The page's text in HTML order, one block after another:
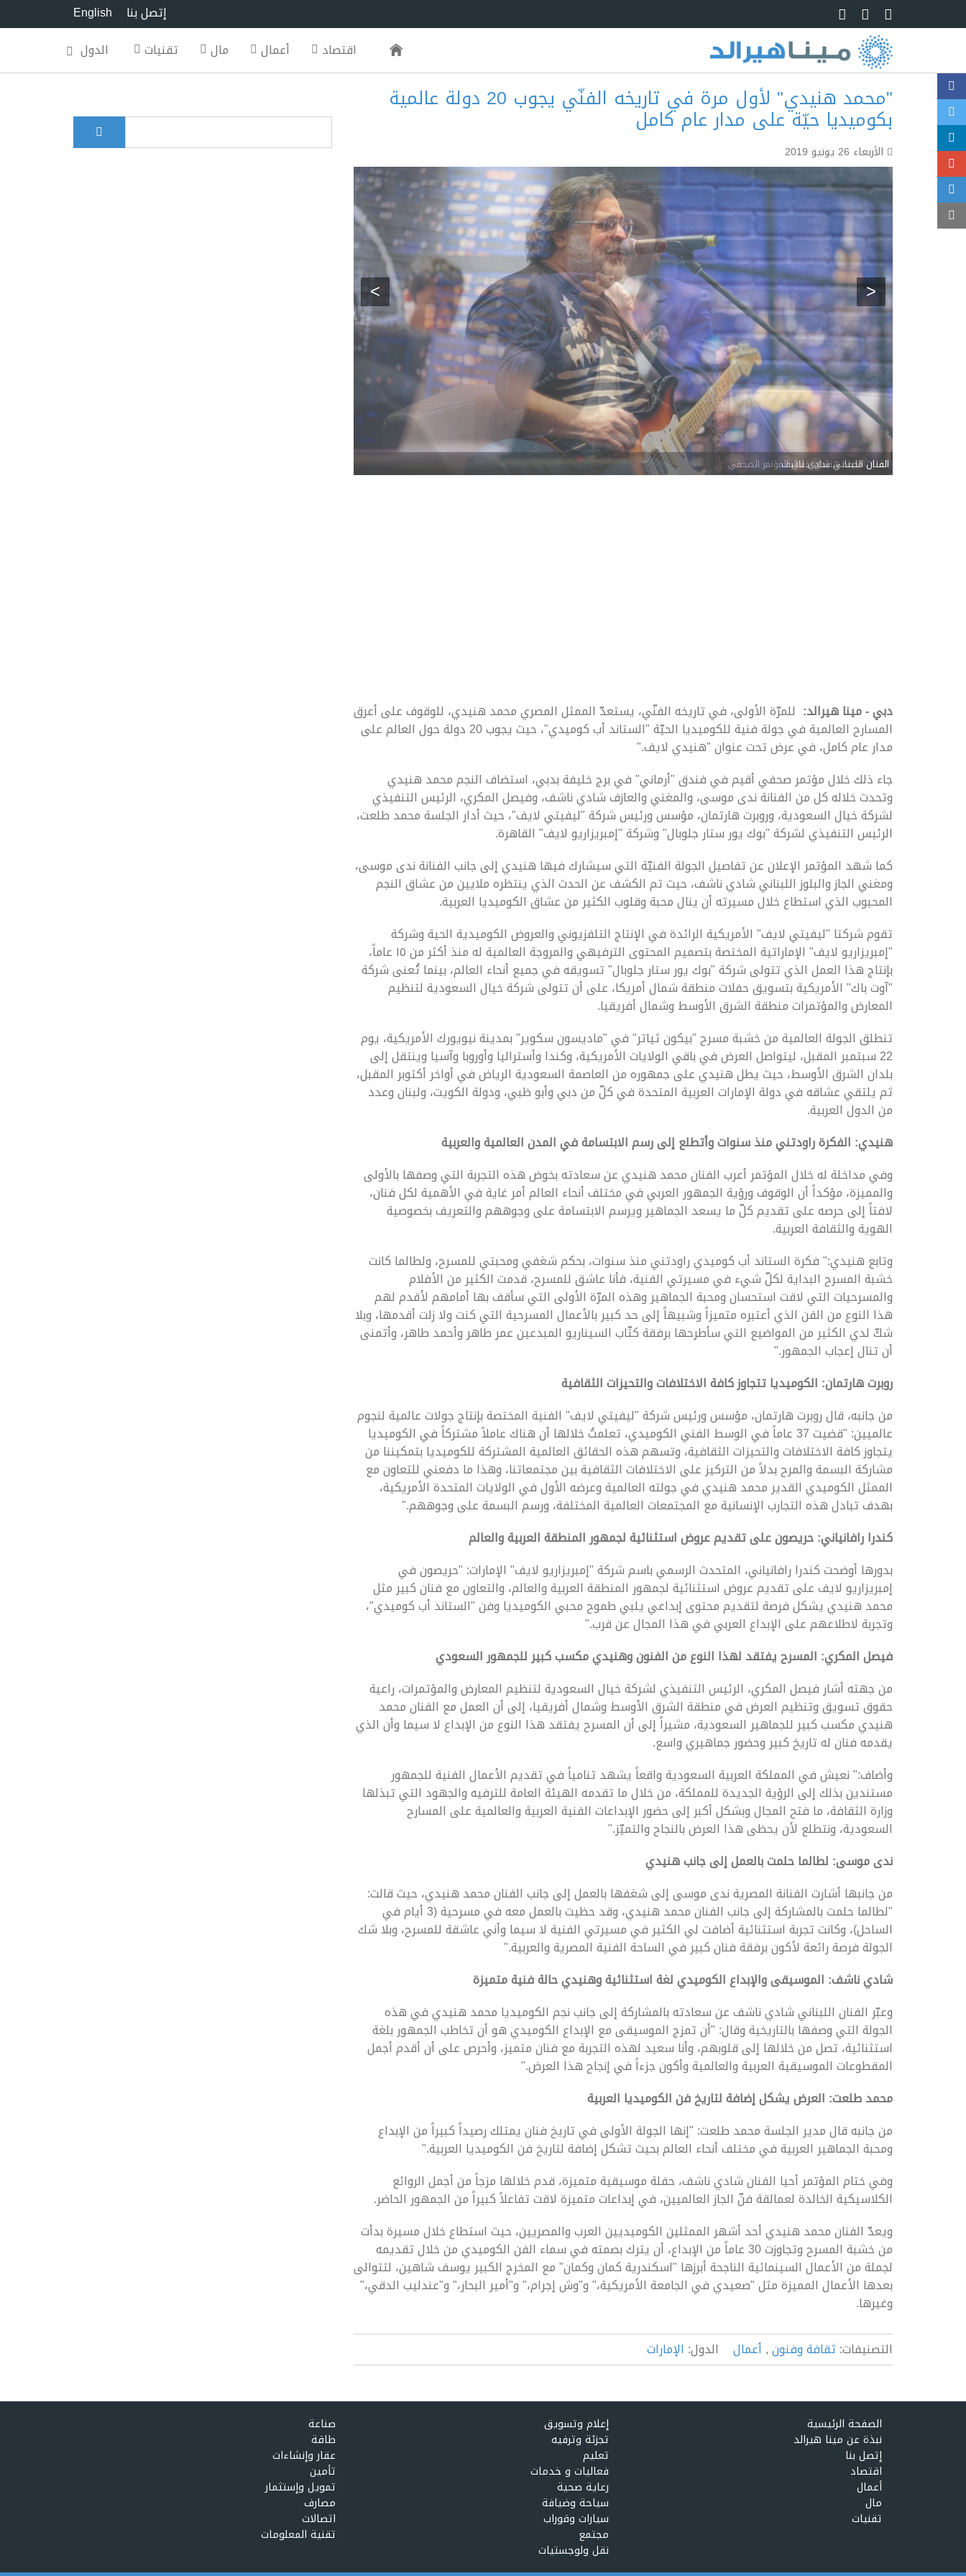
Skip to main content
English
إتصل بنا
اقتصاد
أعمال مال تقنيات الدول
"محمد هنيدي" لأول مرة في تاريخه الفنّي يجوب 20 دولة عالمية
بكوميديا حيّة على مدار عام كامل
الأربعاء 26 يونيو 2019
الفنان اللبناني شادي ناشف
<
>
دبي - مينا هيرالد: للمرّة الأولى، في تاريخه الفنّي، يستعدّ الممثل المصري محمد هنيدي، للوقوف على أعرق
المسارح العالمية في جولة فنية للكوميديا الحيّة "الستاند أب كوميدي"، حيث يجوب 20 دولة حول العالم على
مدار عام كامل، في عرض تحت عنوان "هنيدي لايف."
جاء ذلك خلال مؤتمر صحفي أقيم في فندق "أرماني" في برج خليفة بدبي، استضاف النجم محمد هنيدي
وتحدث خلاله كل من الفنانة ندى موسى، والمغني والعازف شادي ناشف، وفيصل المكري، الرئيس التنفيذي
لشركة خيال السعودية، وروبرت هارتمان، مؤسس ورئيس شركة "ليفيتي لايف"، حيث أدار الجلسة محمد طلعت،
الرئيس التنفيذي لشركة "بوك يور ستار جلوبال" وشركة "إمبريزاريو لايف" القاهرة.
كما شهد المؤتمر الإعلان عن تفاصيل الجولة الفنيّة التي سيشارك فيها هنيدي إلى جانب الفنانة ندى موسى،
ومغني الجاز والبلوز اللبناني شادي ناشف، حيث تم الكشف عن الحدث الذي ينتظره ملايين من عشاق النجم
المحبوب الذي استطاع خلال مسيرته أن ينال محبة وقلوب الكثير من عشاق الكوميديا العربية.
تقوم شركتا "ليفيتي لايف" الأمريكية الرائدة في الإنتاج التلفزيوني والعروض الكوميدية الحية وشركة
"إمبريزاريو لايف" الإماراتية المختصة بتصميم المحتوى الترفيهي والمروجة العالمية له منذ أكثر من ١٥ عاماً،
بإنتاج هذا العمل الذي تتولى شركة "بوك يور ستار جلوبال" تسويقه في جميع أنحاء العالم، بينما تُعنى شركة
"آوت باك" الأمريكية بتسويق حفلات منطقة شمال أمريكا، على أن تتولى شركة خيال السعودية لتنظيم
المعارض والمؤتمرات منطقة الشرق الأوسط وشمال أفريقيا.
تنطلق الجولة العالمية من خشبة مسرح "بيكون ثياتر" في "ماديسون سكوير" بمدينة نيويورك الأمريكية، يوم
22 سبتمبر المقبل، ليتواصل العرض في باقي الولايات الأمريكية، وكندا وأستراليا وأوروبا وآسيا وينتقل إلى
بلدان الشرق الأوسط، حيث يطل هنيدي على جمهوره من العاصمة السعودية الرياض في أواخر أكتوبر المقبل،
ثم يلتقي عشاقه في دولة الإمارات العربية المتحدة في كلّ من دبي وأبو ظبي، ودولة الكويت، ولبنان وعدد
من الدول العربية.
هنيدي: الفكرة راودتني منذ سنوات وأتطلع إلى رسم الابتسامة في المدن العالمية والعربية
وفي مداخلة له خلال المؤتمر أعرب الفنان محمد هنيدي عن سعادته بخوض هذه التجربة التي وصفها بالأولى
والمميزة، مؤكداً أن الوقوف ورؤية الجمهور العربي في مختلف أنحاء العالم أمر غاية في الأهمية لكل فنان،
لافتاً إلى حرصه على تقديم كلّ ما يسعد الجماهير ويرسم الابتسامة على وجوههم والتعريف بخصوصية
الهوية والثقافة العربية.
وتابع هنيدي:" فكرة الستاند أب كوميدي راودتني منذ سنوات، بحكم شغفي ومحبتي للمسرح، ولطالما كانت
خشبة المسرح البداية لكلّ شيء في مسيرتي الفنية، فأنا عاشق للمسرح، قدمت الكثير من الأفلام
والمسرحيات التي لاقت استحسان ومحبة الجماهير وهذه المرّة الأولى التي سأقف بها أمامهم لأقدم لهم
هذا النوع من الفن الذي أعتبره متميزاً وشبيهاً إلى حد كبير بالأعمال المسرحية التي كنت ولا زلت أقدمها، وبلا
شكّ لدي الكثير من المواضيع التي سأطرحها برفقة كتّاب السيناريو المبدعين عمر طاهر وأحمد طاهر، وأتمنى
أن تنال إعجاب الجمهور."
روبرت هارتمان: الكوميديا تتجاوز كافة الاختلافات والتحيزات الثقافية
من جانبه، قال روبرت هارتمان، مؤسس ورئيس شركة "ليفيتي لايف" الفنية المختصة بإنتاج جولات عالمية لنجوم
عالميين: "قضيت 37 عاماً في الوسط الفني الكوميدي، تعلمتُ خلالها أن هناك عاملاً مشتركاً في الكوميديا
يتجاوز كافة الاختلافات والتحيزات الثقافية، وتسهم هذه الحقائق العالمية المشتركة للكوميديا بتمكيننا من
مشاركة البسمة والمرح بدلاً من التركيز على الاختلافات الثقافية بين مجتمعاتنا، وهذا ما دفعني للتعاون مع
الممثل الكوميدي القدير محمد هنيدي في جولته العالمية وعرضه الأول في الولايات المتحدة الأمريكية،
بهدف تبادل هذه التجارب الإنسانية مع المجتمعات العالمية المختلفة، ورسم البسمة على وجوههم."
كندرا رافانياني: حريصون على تقديم عروض استثنائية لجمهور المنطقة العربية والعالم
بدورها أوضحت كندرا رافانياني، المتحدث الرسمي باسم شركة "إمبريزاريو لايف" الإمارات: "حريصون في
إمبريزاريو لايف على تقديم عروض استثنائية لجمهور المنطقة العربية والعالم، والتعاون مع فنان كبير مثل
محمد هنيدي يشكل فرصة لتقديم محتوى إبداعي يلبي طموح محبي الكوميديا وفن "الستاند أب كوميدي"،
وتجربة لاطلاعهم على الإبداع العربي في هذا المجال عن قرب."
فيصل المكري: المسرح يفتقد لهذا النوع من الفنون وهنيدي مكسب كبير للجمهور السعودي
من جهته أشار فيصل المكري، الرئيس التنفيذي لشركة خيال السعودية لتنظيم المعارض والمؤتمرات، راعية
حقوق تسويق وتنظيم العرض في منطقة الشرق الأوسط وشمال أفريقيا، إلى أن العمل مع الفنان محمد
هنيدي مكسب كبير للجماهير السعودية، مشيراً إلى أن المسرح يفتقد هذا النوع من الإبداع لا سيما وأن الذي
يقدمه فنان له تاريخ كبير وحضور جماهيري واسع.
وأضاف:" نعيش في المملكة العربية السعودية واقعاً يشهد تنامياً في تقديم الأعمال الفنية للجمهور
مستندين بذلك إلى الرؤية الجديدة للمملكة، من خلال ما تقدمه الهيئة العامة للترفيه والجهود التي تبذلها
وزارة الثقافة، ما فتح المجال وبشكل أكبر إلى حضور الإبداعات الفنية العربية والعالمية على المسارح
السعودية، ونتطلع لأن يحظى هذا العرض بالنجاح والتميّز."
ندى موسى: لطالما حلمت بالعمل إلى جانب هنيدي
من جانبها أشارت الفنانة المصرية ندى موسى إلى شغفها بالعمل إلى جانب الفنان محمد هنيدي، حيث قالت:
"لطالما حلمت بالمشاركة إلى جانب الفنان محمد هنيدي، وقد حظيت بالعمل معه في مسرحية (3 أيام في
الساحل)، وكانت تجربة استثنائية أضافت لي الكثير في مسيرتي الفنية لا سيما وأني عاشقة للمسرح، وبلا شك
الجولة فرصة رائعة لأكون برفقة فنان كبير في الساحة الفنية المصرية والعربية."
شادي ناشف: الموسيقى والإبداع الكوميدي لغة استثنائية وهنيدي حالة فنية متميزة
وعبّر الفنان اللبناني شادي ناشف عن سعادته بالمشاركة إلى جانب نجم الكوميديا محمد هنيدي في هذه
الجولة التي وصفها بالتاريخية وقال: "أن تمزج الموسيقى مع الإبداع الكوميدي هو أن تخاطب الجمهور بلغة
استثنائية، تصل من خلالها إلى قلوبهم، وأنا سعيد لهذه التجربة مع فنان متميز، وأحرص على أن أقدم أجمل
المقطوعات الموسيقية العربية والعالمية وأكون جزءاً في إنجاح هذا العرض."
محمد طلعت: العرض يشكل إضافة لتاريخ فن الكوميديا العربية
من جانبه قال مدير الجلسة محمد طلعت: "إنها الجولة الأولى في تاريخ فنان يمتلك رصيداً كبيراً من الإبداع
ومحبة الجماهير العربية في مختلف أنحاء العالم بحيث تشكل إضافة لتاريخ فن الكوميديا العربية."
وفي ختام المؤتمر أحيا الفنان شادي ناشف، حفلة موسيقية متميزة، قدم خلالها مزجاً من أجمل الروائع
الكلاسيكية الخالدة لعمالقة فنّ الجاز العالميين، في إبداعات متميزة لاقت تفاعلاً كبيراً من الجمهور الحاضر.
ويعدّ الفنان محمد هنيدي أحد أشهر الممثلين الكوميديين العرب والمصريين، حيث استطاع خلال مسيرة بدأت
من خشبة المسرح وتجاوزت 30 عاماً من الإبداع، أن يترك بصمته في سماء الفن الكوميدي من خلال تقديمه
لجملة من الأعمال السينمائية الناجحة أبرزها "اسكندرية كمان وكمان" مع المخرج الكبير يوسف شاهين، لتتوالى
بعدها الأعمال المميزة مثل "صعيدي في الجامعة الأمريكية،" و"وش إجرام،" و"أمير البحار،" و"عندليب الدقي،"
وغيرها.
التصنيفات: ثقافة وفنون, أعمال الدول: الإمارات
Search form
الصفحة الرئيسية
نبذة عن مينا هيرالد
إتصل بنا
اقتصاد
أعمال
مال
تقنيات
إعلام وتسويق
تجزئة وترفيه
تعليم
فعاليات و خدمات
رعاية صحية
سياحة وضيافة
سيارات وقوراب
مجتمع
نقل ولوجستيات
صناعة
طاقة
عقار وإنشاءات
تأمين
تمويل وإستثمار
مصارف
اتصالات
تقنية المعلومات